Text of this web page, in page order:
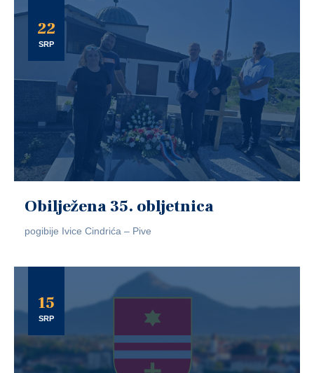
22
SRP
Obilježena 35. obljetnica
pogibije Ivice Cindrića – Pive
15
SRP